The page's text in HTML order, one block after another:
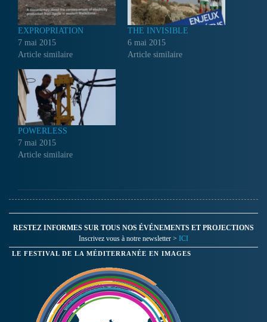
EXPROPRIATION
7 mai 2015
Article similaire
THE INVISIBLE
6 mai 2015
Article similaire
POWERLESS
7 mai 2015
Article similaire
RESTEZ INFORMES SUR TOUS NOS ÉVÉNEMENTS ET PROJECTIONS
Inscrivez vous à notre newsletter > ICI
LE FESTIVAL DE LA MÉDITERRANÉE EN IMAGES